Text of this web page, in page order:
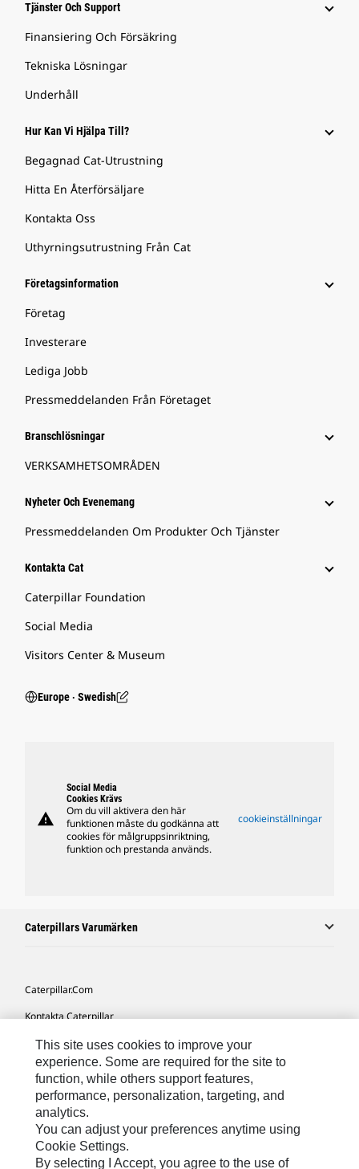
Tjänster Och Support
Finansiering Och Försäkring
Tekniska Lösningar
Underhåll
Hur Kan Vi Hjälpa Till?
Begagnad Cat-Utrustning
Hitta En Återförsäljare
Kontakta Oss
Uthyrningsutrustning Från Cat
Företagsinformation
Företag
Investerare
Lediga Jobb
Pressmeddelanden Från Företaget
Branschlösningar
VERKSAMHETSOMRÅDEN
Nyheter Och Evenemang
Pressmeddelanden Om Produkter Och Tjänster
Kontakta Cat
Caterpillar Foundation
Social Media
Visitors Center & Museum
Europe ‧ Swedish
warning
Social Media
Cookies Krävs
Om du vill aktivera den här
funktionen måste du godkänna att
cookies för målgruppsinriktning,
funktion och prestanda används.
cookieinställningar
Caterpillars Varumärken
Caterpillar.com
Kontakta Caterpillar
Mina Marknadsföringspreferenser
Platskarta
Cookie Settings
Juridiskt
Sekretess
This site uses cookies to improve your
experience. Some are required for the site to
function, while others support features,
performance, personalization, targeting, and
analytics.
You can adjust your preferences anytime using
Cookie Settings.
By selecting I Accept, you agree to the use of